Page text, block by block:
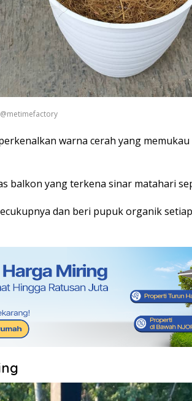
warna cerah yang
balkon yang terkena sinar matahari
dan beri pupuk organik